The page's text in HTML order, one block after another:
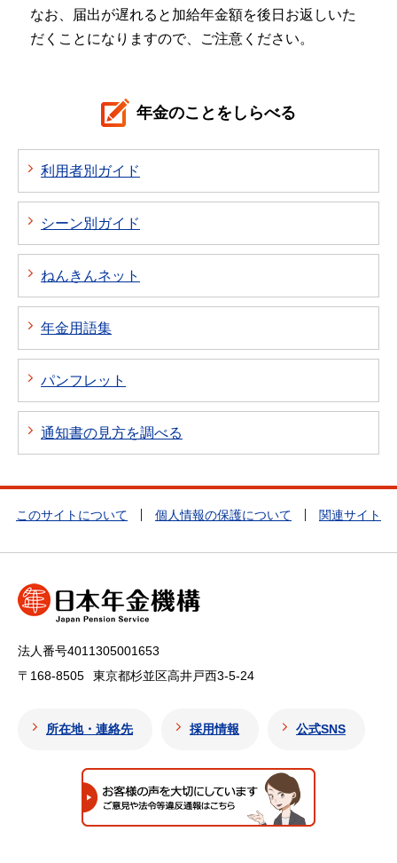
なお、届出が遅れると加給年金額を後日お返しいた
だくことになりますので、ご注意ください。
年金のことをしらべる
利用者別ガイド
シーン別ガイド
ねんきんネット
年金用語集
パンフレット
通知書の見方を調べる
このサイトについて 個人情報の保護について 関連サイト
法人番号4011305001653
〒168-8505
東京都杉並区高井戸西3-5-24
所在地・連絡先 採用情報 公式SNS